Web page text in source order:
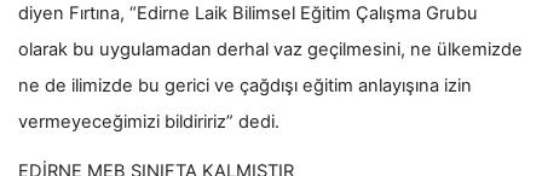
diyen Fırtına, “Edirne Laik Bilimsel Eğitim Çalışma Grubu
olarak bu uygulamadan derhal vaz geçilmesini, ne ülkemizde
ne de ilimizde bu gerici ve çağdışı eğitim anlayışına izin
vermeyeceğimizi bildiririz” dedi.
EDİRNE MEB SINIFTA KALMIŞTIR